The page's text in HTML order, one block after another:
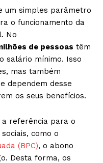
um simples parâmetro
o funcionamento da
No
de pessoas têm
salário mínimo. Isso
mas também
dependem desse
os seus benefícios.
a referência para o
como o
(BPC), o abono
Desta forma, os